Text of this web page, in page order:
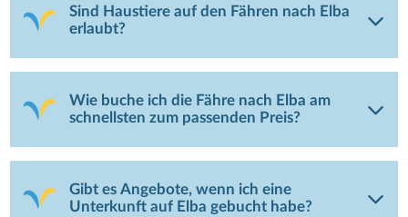
Sind Haustiere auf den Fähren nach Elba
erlaubt?
Wie buche ich die Fähre nach Elba am
schnellsten zum passenden Preis?
Gibt es Angebote, wenn ich eine
Unterkunft auf Elba gebucht habe?